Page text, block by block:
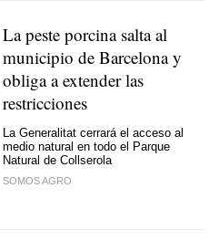
La peste porcina salta al
municipio de Barcelona y
obliga a extender las
restricciones
La Generalitat cerrará el acceso al
medio natural en todo el Parque
Natural de Collserola
SOMOS AGRO